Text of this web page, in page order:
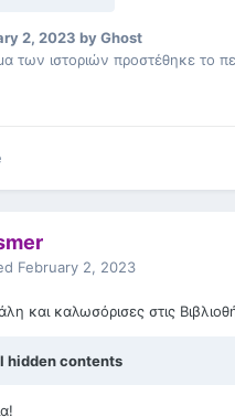
2, 2023 by Ghost
των ιστοριών προστέθηκε το
February 2, 2023
και καλωσόρισες στις
hidden contents